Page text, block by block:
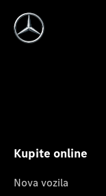
Kupite online
Nova vozila